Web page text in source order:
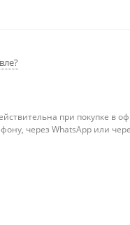
при покупке в
через WhatsApp или